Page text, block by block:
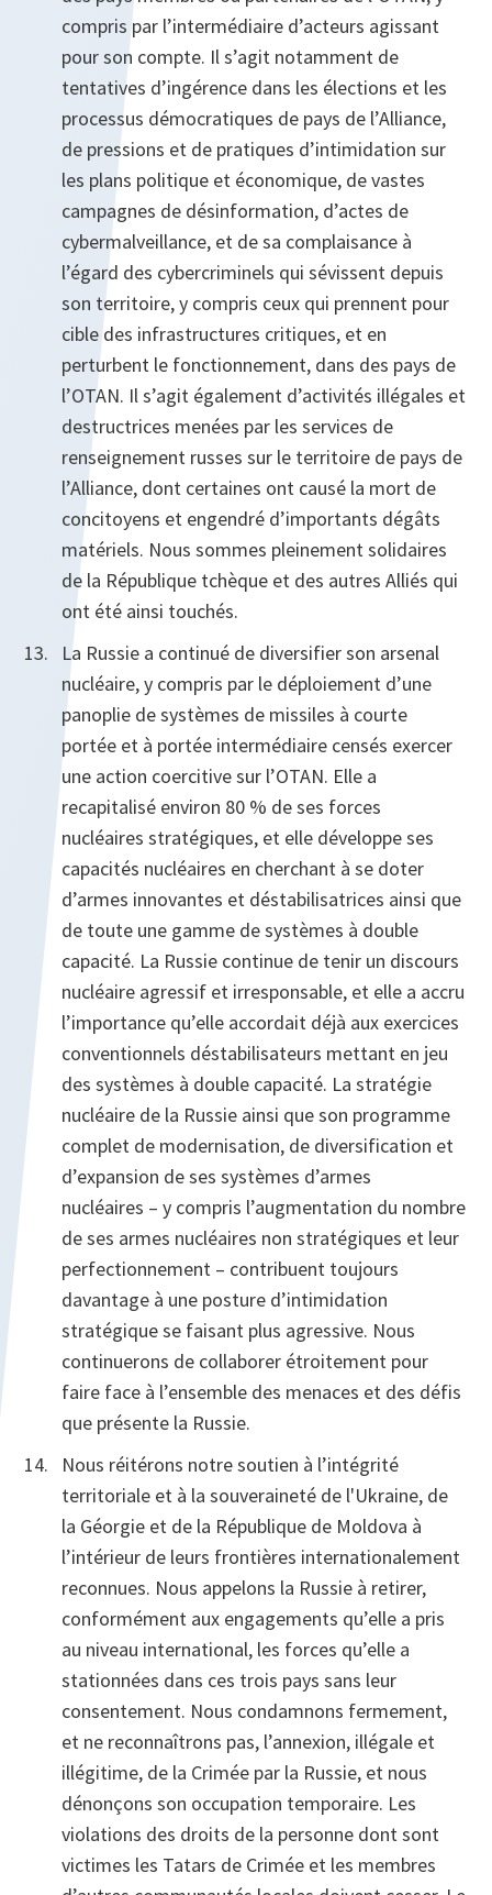
compris par l’intermédiaire d’acteurs agissant
pour son compte. Il s’agit notamment de
tentatives d’ingérence dans les élections et les
processus démocratiques de pays de l’Alliance,
de pressions et de pratiques d’intimidation sur
les plans politique et économique, de vastes
campagnes de désinformation, d’actes de
cybermalveillance, et de sa complaisance à
l’égard des cybercriminels qui sévissent depuis
son territoire, y compris ceux qui prennent pour
cible des infrastructures critiques, et en
perturbent le fonctionnement, dans des pays de
l’OTAN. Il s’agit également d’activités illégales et
destructrices menées par les services de
renseignement russes sur le territoire de pays de
l’Alliance, dont certaines ont causé la mort de
concitoyens et engendré d’importants dégâts
matériels. Nous sommes pleinement solidaires
de la République tchèque et des autres Alliés qui
ont été ainsi touchés.
La Russie a continué de diversifier son arsenal
nucléaire, y compris par le déploiement d’une
panoplie de systèmes de missiles à courte
portée et à portée intermédiaire censés exercer
une action coercitive sur l’OTAN. Elle a
recapitalisé environ 80 % de ses forces
nucléaires stratégiques, et elle développe ses
capacités nucléaires en cherchant à se doter
d’armes innovantes et déstabilisatrices ainsi que
de toute une gamme de systèmes à double
capacité. La Russie continue de tenir un discours
nucléaire agressif et irresponsable, et elle a accru
l’importance qu’elle accordait déjà aux exercices
conventionnels déstabilisateurs mettant en jeu
des systèmes à double capacité. La stratégie
nucléaire de la Russie ainsi que son programme
complet de modernisation, de diversification et
d’expansion de ses systèmes d’armes
nucléaires – y compris l’augmentation du nombre
de ses armes nucléaires non stratégiques et leur
perfectionnement – contribuent toujours
davantage à une posture d’intimidation
stratégique se faisant plus agressive. Nous
continuerons de collaborer étroitement pour
faire face à l’ensemble des menaces et des défis
que présente la Russie.
Nous réitérons notre soutien à l’intégrité
territoriale et à la souveraineté de l'Ukraine, de
la Géorgie et de la République de Moldova à
l’intérieur de leurs frontières internationalement
reconnues. Nous appelons la Russie à retirer,
conformément aux engagements qu’elle a pris
au niveau international, les forces qu’elle a
stationnées dans ces trois pays sans leur
consentement. Nous condamnons fermement,
et ne reconnaîtrons pas, l’annexion, illégale et
illégitime, de la Crimée par la Russie, et nous
dénonçons son occupation temporaire. Les
violations des droits de la personne dont sont
victimes les Tatars de Crimée et les membres